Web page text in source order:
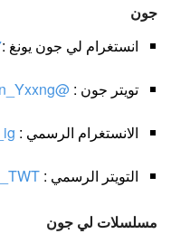
جون
انستغرام لي جون يونغ :
تويتر جون : @1ee_Jun_Yxxng
الانستغرام الرسمي :
التويتر الرسمي :
مسلسلات لي جون